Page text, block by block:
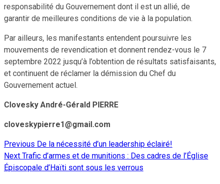
responsabilité du Gouvernement dont il est un allié, de
garantir de meilleures conditions de vie à la population.
Par ailleurs, les manifestants entendent poursuivre les
mouvements de revendication et donnent rendez-vous le 7
septembre 2022 jusqu’à l’obtention de résultats satisfaisants,
et continuent de réclamer la démission du Chef du
Gouvernement actuel.
Clovesky André-Gérald PIERRE
cloveskypierre1@gmail.com
Continue
Reading
Previous De la nécessité d’un leadership éclairé!
Next Trafic d’armes et de munitions : Des cadres de l’Église
Épiscopale d’Haïti sont sous les verrous